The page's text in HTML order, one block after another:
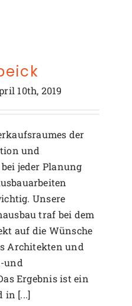
10th, 2019
der
und
jeder Planung
Unsere
traf bei dem
auf die Wünsche
Architekten und
und
Ergebnis ist ein
in [...]